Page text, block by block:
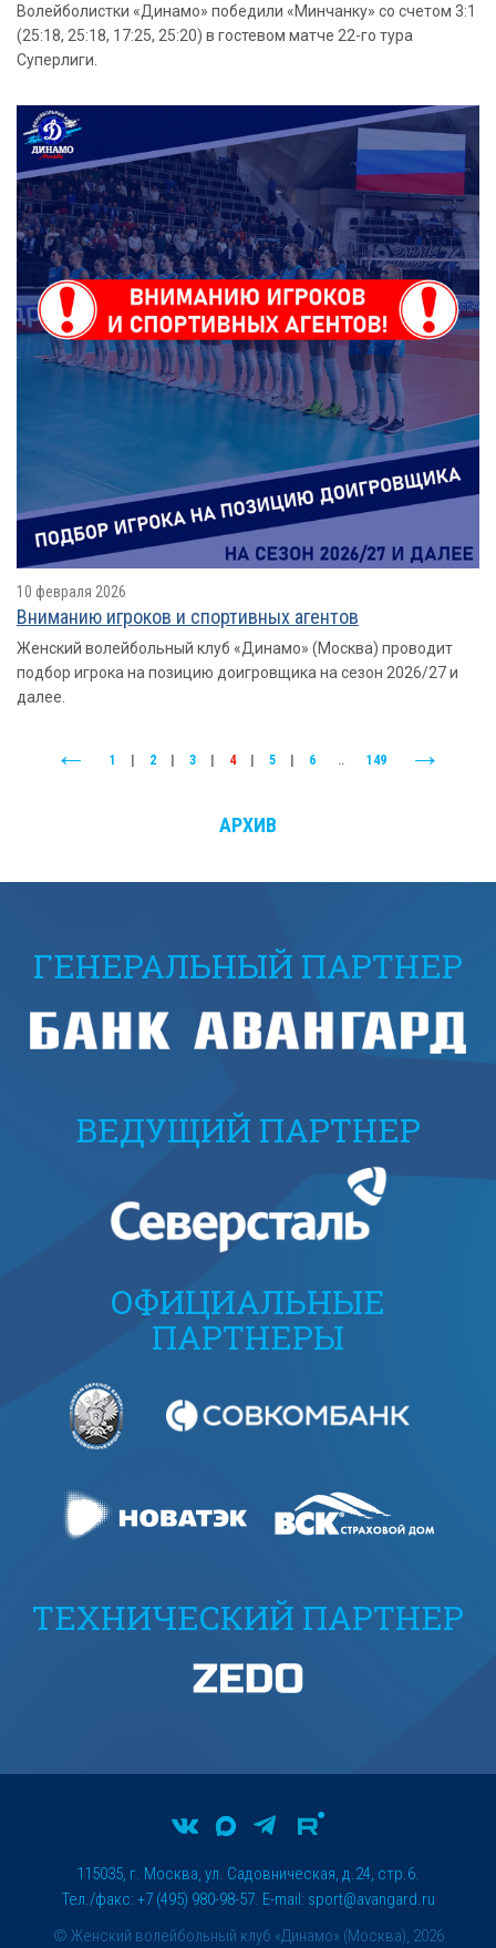
Волейболистки «Динамо» победили «Минчанку» со счетом 3:1
(25:18, 25:18, 17:25, 25:20) в гостевом матче 22-го тура
Суперлиги.
10 февраля 2026
Вниманию игроков и спортивных агентов
Женский волейбольный клуб «Динамо» (Москва) проводит
подбор игрока на позицию доигровщика на сезон 2026/27 и
далее.
1 2 3 4 5 6 .. 149
АРХИВ
ГЕНЕРАЛЬНЫЙ ПАРТНЕР
ВЕДУЩИЙ ПАРТНЕР
ОФИЦИАЛЬНЫЕ
ПАРТНЕРЫ
ТЕХНИЧЕСКИЙ ПАРТНЕР
© Женский волейбольный клуб «Динамо» (Москва), 2026
115035, г. Москва, ул. Садовническая, д.24, стр.6.
Тел./факс: +7 (495) 980-98-57. E-mail: sport@avangard.ru